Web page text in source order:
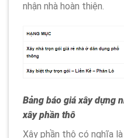
nhận nhà hoàn thiện.
Bảng báo giá xây dựng
xây phần thô
Xây phần thô có nghĩa